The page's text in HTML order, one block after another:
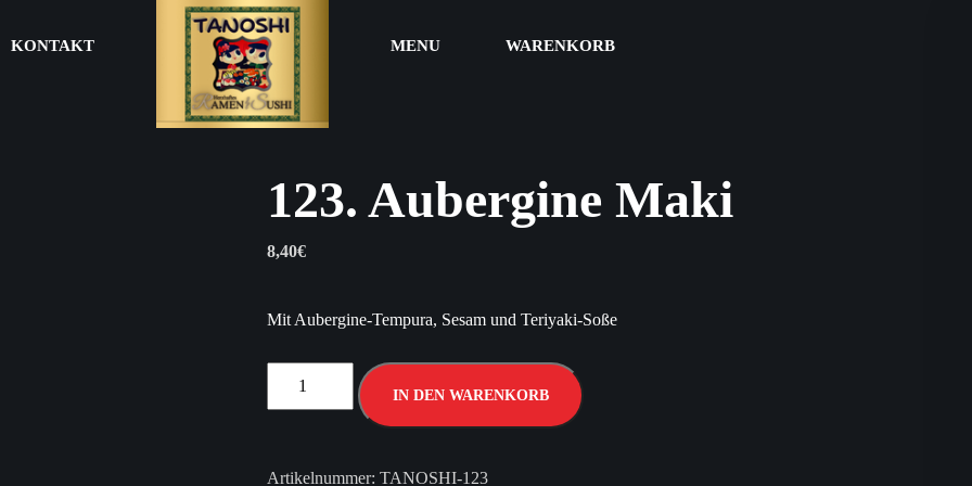
KONTAKT MENU WARENKORB
123. Aubergine Maki
8,40€
Mit Aubergine-Tempura, Sesam und Teriyaki-Soße
IN DEN WARENKORB
Artikelnummer:TANOSHI-123